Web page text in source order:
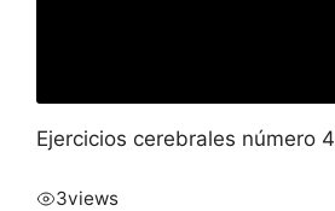
Ejercicios cerebrales número 4
3views